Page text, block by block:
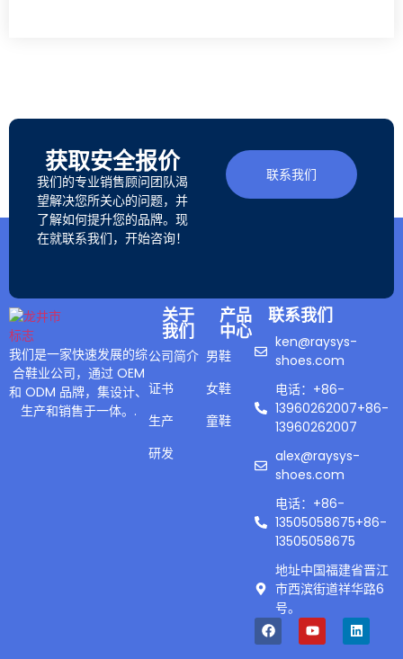
获取安全报价
我们的专业销售顾问团队渴
望解决您所关心的问题，并
了解如何提升您的品牌。现
在就联系我们，开始咨询！
联系我们
我们是一家快速发展的综
合鞋业公司，通过 OEM
和 ODM 品牌，集设计、
生产和销售于一体。.
关于
我们
公司简介
证书
生产
研发
产品
中心
男鞋
女鞋
童鞋
联系我们
ken@raysys-
shoes.com
电话：+86-
13960262007+86-
13960262007
alex@raysys-
shoes.com
电话：+86-
13505058675+86-
13505058675
地址中国福建省晋江
市西滨街道祥华路6
号。